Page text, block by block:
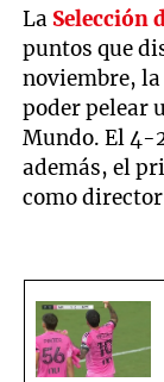
La Selección
puntos que
noviembre,
poder pelear
Mundo. El 4-
además, el
como